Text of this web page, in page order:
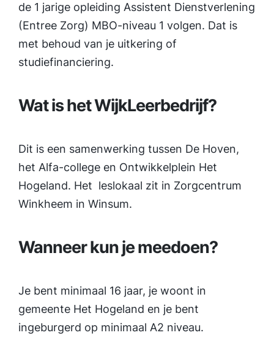
de 1 jarige opleiding Assistent Dienstverlening
(Entree Zorg) MBO-niveau 1 volgen. Dat is
met behoud van je uitkering of
studiefinanciering.
Wat is het WijkLeerbedrijf?
Dit is een samenwerking tussen De Hoven,
het Alfa-college en Ontwikkelplein Het
Hogeland. Het leslokaal zit in Zorgcentrum
Winkheem in Winsum.
Wanneer kun je meedoen?
Je bent minimaal 16 jaar, je woont in
gemeente Het Hogeland en je bent
ingeburgerd op minimaal A2 niveau.